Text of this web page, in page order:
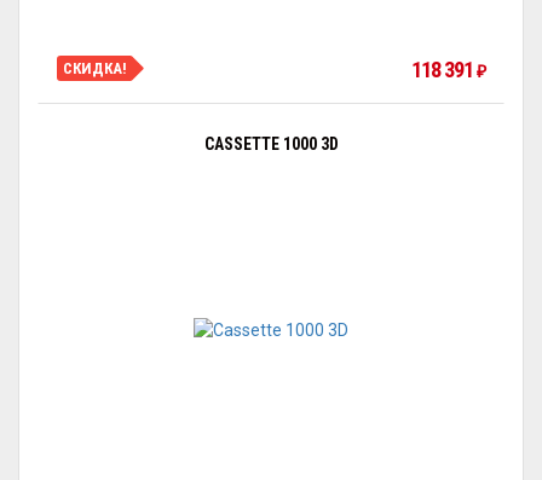
СКИДКА! 118 391 ₽
CASSETTE 1000 3D